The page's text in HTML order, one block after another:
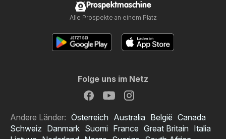
Prospektmaschine
Alle Prospekte an einem Platz
Folge uns im Netz
Andere Länder: Österreich Australia België Canada
Schweiz Danmark Suomi France Great Britain Italia